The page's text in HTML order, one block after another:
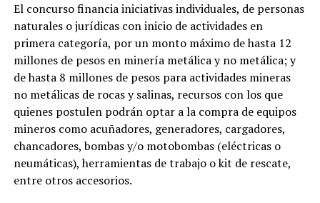
El concurso financia iniciativas individuales, de personas
naturales o jurídicas con inicio de actividades en
primera categoría, por un monto máximo de hasta 12
millones de pesos en minería metálica y no metálica; y
de hasta 8 millones de pesos para actividades mineras
no metálicas de rocas y salinas, recursos con los que
quienes postulen podrán optar a la compra de equipos
mineros como acuñadores, generadores, cargadores,
chancadores, bombas y/o motobombas (eléctricas o
neumáticas), herramientas de trabajo o kit de rescate,
entre otros accesorios.